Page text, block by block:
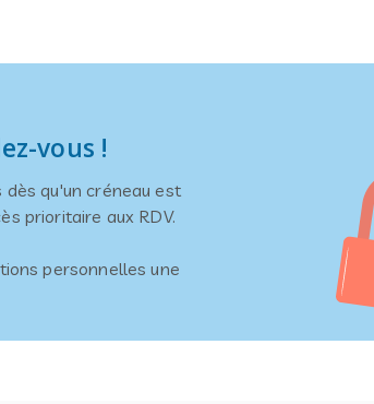
vous !
qu'un créneau est
prioritaire aux RDV.
personnelles une